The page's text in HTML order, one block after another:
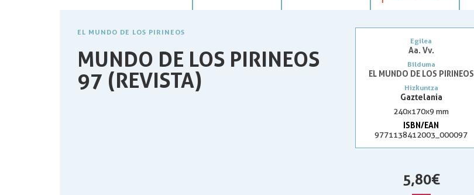
EL MUNDO DE LOS PIRINEOS
MUNDO DE LOS PIRINEOS
97 (REVISTA)
Egilea
Aa. Vv.
Bilduma
EL MUNDO DE LOS PIRINEOS
Hizkuntza
Gaztelania
240x170x9 mm
ISBN/EAN
9771138412003_000097
5,80 €